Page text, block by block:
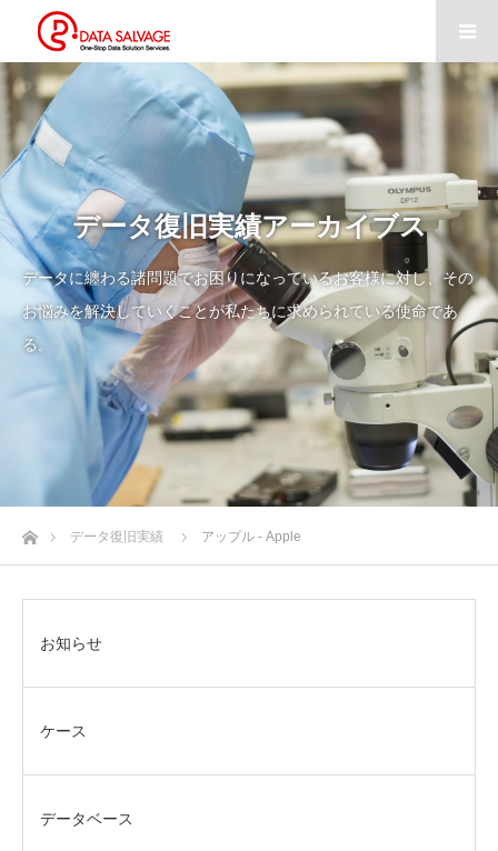
データ復旧実績アーカイブス
データに纏わる諸問題でお困りになっているお客様に対し、その
お悩みを解決していくことが私たちに求められている使命であ
る。
ホームデータ復旧実績 アップル - Apple
お知らせ
ケース
データベース